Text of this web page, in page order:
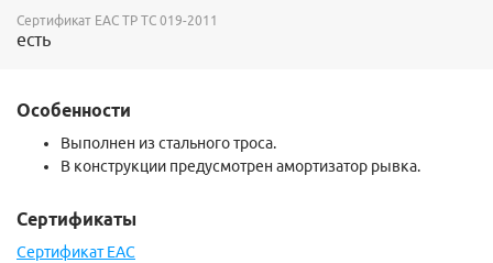
Сертификат ЕАС ТР ТС 019-2011
есть
Особенности
Выполнен из стального троса.
В конструкции предусмотрен амортизатор рывка.
Сертификаты
Сертификат EAC